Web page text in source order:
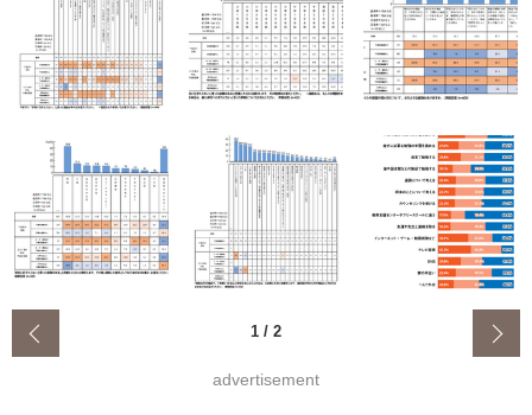
1 / 2
advertisement